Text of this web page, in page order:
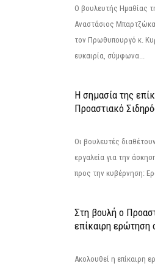
Ο βουλευτής Ημαθίας
Αναστάσιος
τον Πρωθυπουργό κ.
ευκαιρία, σύμφωνα...
Η σημασία της
Προαστιακό
Οι βουλευτές
εργαλεία για την
προς την κυβέρνηση:
Στη βουλή ο
επίκαιρη ερώτηση
Ακολουθεί η επίκαιρη